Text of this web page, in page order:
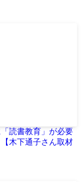
読書教育」が必要
木下通子さん取材